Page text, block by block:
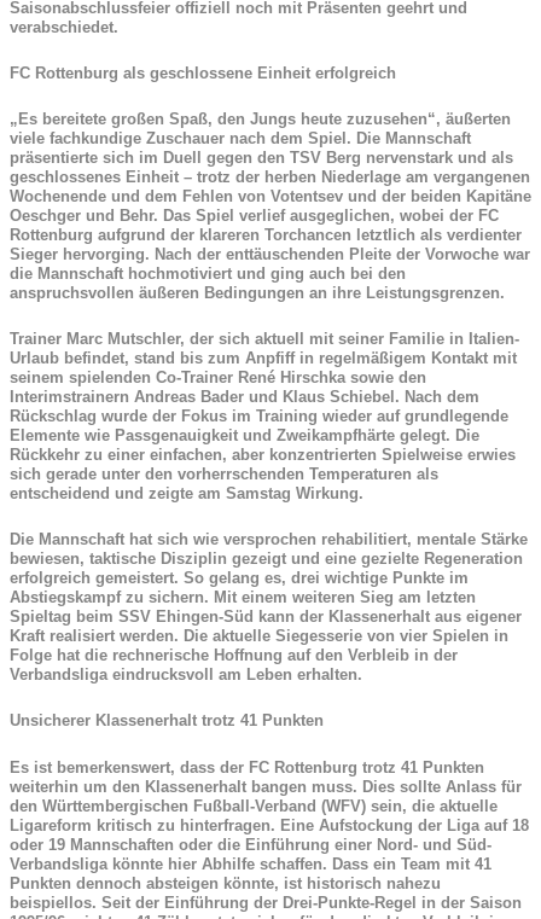
Saisonabschlussfeier offiziell noch mit Präsenten geehrt und
verabschiedet.
FC Rottenburg als geschlossene Einheit erfolgreich
„Es bereitete großen Spaß, den Jungs heute zuzusehen“, äußerten
viele fachkundige Zuschauer nach dem Spiel. Die Mannschaft
präsentierte sich im Duell gegen den TSV Berg nervenstark und als
geschlossenes Einheit – trotz der herben Niederlage am vergangenen
Wochenende und dem Fehlen von Votentsev und der beiden Kapitäne
Oeschger und Behr. Das Spiel verlief ausgeglichen, wobei der FC
Rottenburg aufgrund der klareren Torchancen letztlich als verdienter
Sieger hervorging. Nach der enttäuschenden Pleite der Vorwoche war
die Mannschaft hochmotiviert und ging auch bei den
anspruchsvollen äußeren Bedingungen an ihre Leistungsgrenzen.
Trainer Marc Mutschler, der sich aktuell mit seiner Familie in Italien-
Urlaub befindet, stand bis zum Anpfiff in regelmäßigem Kontakt mit
seinem spielenden Co-Trainer René Hirschka sowie den
Interimstrainern Andreas Bader und Klaus Schiebel. Nach dem
Rückschlag wurde der Fokus im Training wieder auf grundlegende
Elemente wie Passgenauigkeit und Zweikampfhärte gelegt. Die
Rückkehr zu einer einfachen, aber konzentrierten Spielweise erwies
sich gerade unter den vorherrschenden Temperaturen als
entscheidend und zeigte am Samstag Wirkung.
Die Mannschaft hat sich wie versprochen rehabilitiert, mentale Stärke
bewiesen, taktische Disziplin gezeigt und eine gezielte Regeneration
erfolgreich gemeistert. So gelang es, drei wichtige Punkte im
Abstiegskampf zu sichern. Mit einem weiteren Sieg am letzten
Spieltag beim SSV Ehingen-Süd kann der Klassenerhalt aus eigener
Kraft realisiert werden. Die aktuelle Siegesserie von vier Spielen in
Folge hat die rechnerische Hoffnung auf den Verbleib in der
Verbandsliga eindrucksvoll am Leben erhalten.
Unsicherer Klassenerhalt trotz 41 Punkten
Es ist bemerkenswert, dass der FC Rottenburg trotz 41 Punkten
weiterhin um den Klassenerhalt bangen muss. Dies sollte Anlass für
den Württembergischen Fußball-Verband (WFV) sein, die aktuelle
Ligareform kritisch zu hinterfragen. Eine Aufstockung der Liga auf 18
oder 19 Mannschaften oder die Einführung einer Nord- und Süd-
Verbandsliga könnte hier Abhilfe schaffen. Dass ein Team mit 41
Punkten dennoch absteigen könnte, ist historisch nahezu
beispiellos. Seit der Einführung der Drei-Punkte-Regel in der Saison